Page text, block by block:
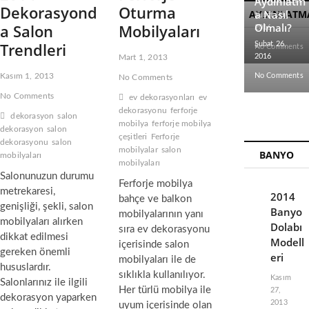
Dekorasyond
a Salon
Trendleri
Kasım 1, 2013
No Comments
dekorasyon salon
dekorasyon salon
dekorasyonu salon
mobilyaları
Salonunuzun durumu
metrekaresi,
genişliği, şekli, salon
mobilyaları alırken
dikkat edilmesi
gereken önemli
hususlardır.
Salonlarınız ile ilgili
dekorasyon yaparken
Oturma
Mobilyaları
Mart 1, 2013
No Comments
ev dekorasyonları ev
dekorasyonu ferforje
mobilya ferforje mobilya
çeşitleri
Ferforje
mobilyalar salon
mobilyaları
Ferforje mobilya
bahçe ve balkon
mobilyalarının yanı
sıra ev dekorasyonu
içerisinde salon
mobilyaları ile de
sıklıkla kullanılıyor.
Her türlü mobilya ile
uyum içerisinde olan
Şubat 28,
2016
No Comments
a Nasıl
Olmalı?
Şubat 26,
2016
No Comments
BANYO
2014
Banyo
Dolabı
Modell
eri
Kasım
27,
2013